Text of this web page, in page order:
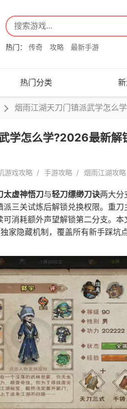
热门： 传奇 攻略 最新手游
热门分类
烟雨江湖天刀门镇派武学怎么
学怎么学?2026最新
游戏攻略 手游攻略 烟雨江湖攻略
太虚神悟刀与轻刀缥缈刀诀两大分
三关试炼后解锁兑换权限。重
消耗额外声望解锁第二分支。
家隐藏机制，覆盖所有新手踩坑